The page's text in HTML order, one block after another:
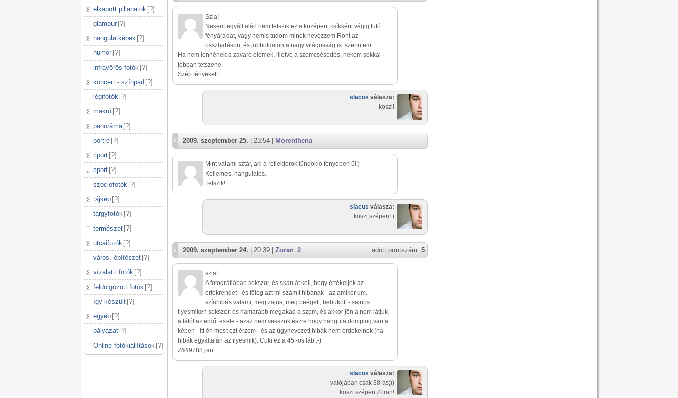
elkapott pillanatok [?]
glamour [?]
hangulatképek [?]
humor [?]
infravörös fotók [?]
koncert - színpad [?]
légifotók [?]
makró [?]
panoráma [?]
portré [?]
riport [?]
sport [?]
szociofotók [?]
tájkép [?]
tárgyfotók [?]
természet [?]
utcaifotók [?]
város, építészet [?]
vízalatti fotók [?]
feldolgozott fotók [?]
így készült [?]
egyéb [?]
pályázat [?]
Online fotókiállítások [?]
Szia!
Nekem egyálltalán nem tetszik ez a középen, csíkként végig futó
fényáradat, vagy nemis tudom minek nevezzem.Ront az
összhatáson, és jobboldalon a nagy világosság is..szerintem.
Ha nem lennének a zavaró elemek, illetve a szemcsésedés, nekem sokkal
jobban tetszene.
Szép fényeket!
slacus válasza:
köszi!
2009. szeptember 25. | 23:54 | Morenthena
Mint valami sztár, aki a reflektorok tündöklő fényében ül:)
Kellemes, hangulatos.
Tetszik!
slacus válasza:
köszi szépen!:)
adott pontszám: 5
2009. szeptember 24. | 20:39 | Zoran_2
szia!
A fotográfiában sokszor, és skan át kell, hogy értékeljék az
értékrendet - és főleg azt mi számít hibának - az amikor úm.
színhibás valami, meg zajos, meg beégett, bebukott - sajnos
ilyesmiken sokszor, és hamarább megakad a szem, és akkor jön a nem látjuk
a fától az erdőt esete - azaz nem vesszük észre hogy hangulatdömping van a
képen - itt én most ezt érzem - és az úgynevezett hibák nem érdekelnek (ha
hibák egyáltalán az ilyesmik). Cuki ez a 45 -ös láb :-)
Z&#9788;ran
slacus válasza:
valójában csak 38-as;))
köszi szépen Zoran!